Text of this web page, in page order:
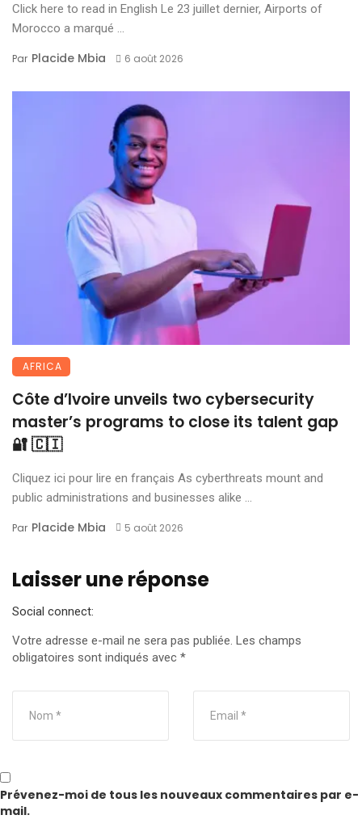
Click here to read in English Le 23 juillet dernier, Airports of
Morocco a marqué ...
Par Placide Mbia 6 août 2026
AFRICA
Côte d’Ivoire unveils two cybersecurity
master’s programs to close its talent gap
🔐 🇨🇮
Cliquez ici pour lire en français As cyberthreats mount and
public administrations and businesses alike ...
Par Placide Mbia 5 août 2026
Laisser une réponse
Social connect:
Votre adresse e-mail ne sera pas publiée. Les champs
obligatoires sont indiqués avec *
Prévenez-moi de tous les nouveaux commentaires par e-
mail.